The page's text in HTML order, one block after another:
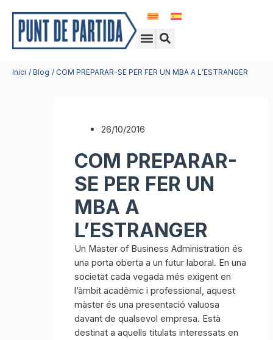
contingut
MenuSearch
Inici Blog COM PREPARAR-SE PER FER UN MBA A L’ESTRANGER
26/10/2016
COM PREPARAR-
SE PER FER UN
MBA A
L’ESTRANGER
Un Master of Business Administration és
una porta oberta a un futur laboral. En una
societat cada vegada més exigent en
l’àmbit acadèmic i professional, aquest
màster és una presentació valuosa
davant de qualsevol empresa. Està
destinat a aquells titulats interessats en